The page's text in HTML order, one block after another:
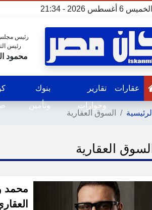
الخميس 6 أغسطس 2026 - 21:34
رئيس مجلس
رئيس
محمود
عقارات
تقارير
وحوارات
بنوك
وتأمين
الرئيسية السوق العقارية
السوق العقارية
محمد